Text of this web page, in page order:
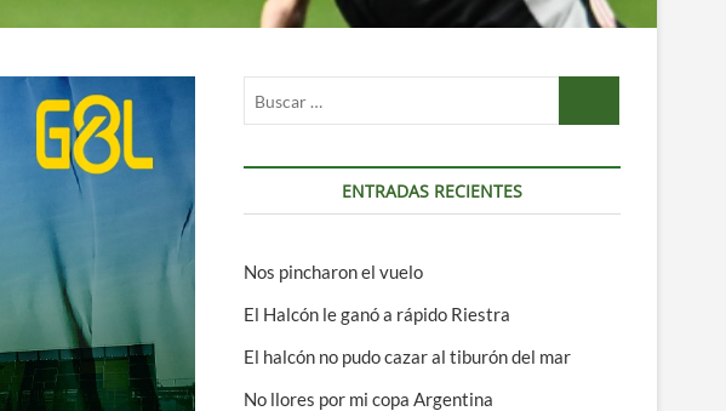
ENTRADAS RECIENTES
Nos pincharon el vuelo
El Halcón le ganó a rápido Riestra
El halcón no pudo cazar al tiburón del mar
No llores por mi copa Argentina